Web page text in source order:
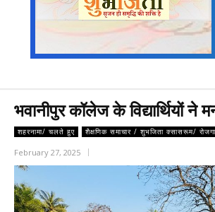
भवानीपुर कॉलेज के विद्यार्थियों ने
शहरनामा/ चलते हुए शैक्षणिक समाचार / शुभजिता क्सासरूम/
February 27, 2025